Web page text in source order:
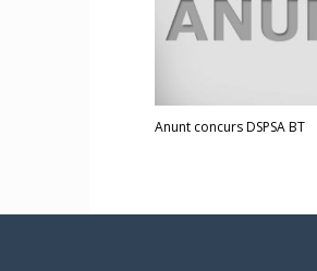
Anunt concurs DSPSA BT